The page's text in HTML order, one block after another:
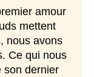
amour
mettent
nous avons
Ce qui nous
son dernier